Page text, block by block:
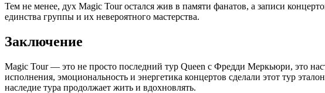
Тем не менее, дух Magic Tour остался жив в памяти фанатов, а записи
единства группы и их невероятного мастерства.
Заключение
Magic Tour — это не просто последний тур Queen с Фредди Меркьюри, это
исполнения, эмоциональность и энергетика концертов сделали этот тур
наследие тура продолжает жить и вдохновлять.